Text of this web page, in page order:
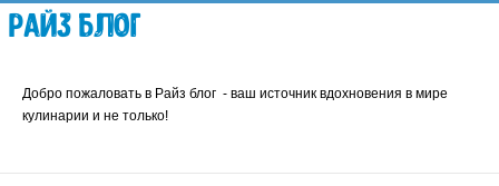
Райз Блог
Добро пожаловать в Райз блог - ваш источник вдохновения в мире
кулинарии и не только!